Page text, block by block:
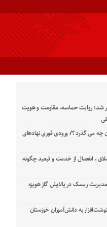
شد؛ روایت حماسه، مقاومت و هویت
چه می گذرد ؟/ ورودی فوری نهادهای
، انفصال از خدمت و تبعید چگونه
مدیریت ریسک در پالایش گاز هویزه
بسته نوشت‌افزار به دانش‌آموزان خوزستان